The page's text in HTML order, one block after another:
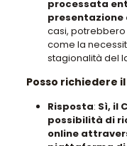
processata
presentazione
casi, potrebbero
come la
stagionalità del
Posso richiedere
Risposta: Sì, il
possibilità di
online